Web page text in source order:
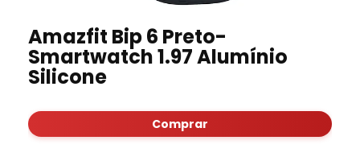
Amazfit Bip 6 Preto-
Smartwatch 1.97 Alumínio
Silicone
Comprar